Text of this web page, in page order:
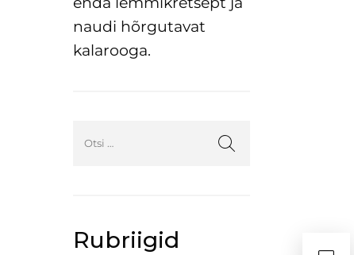
naudi hõrgutavat
kalarooga.
Rubriigid